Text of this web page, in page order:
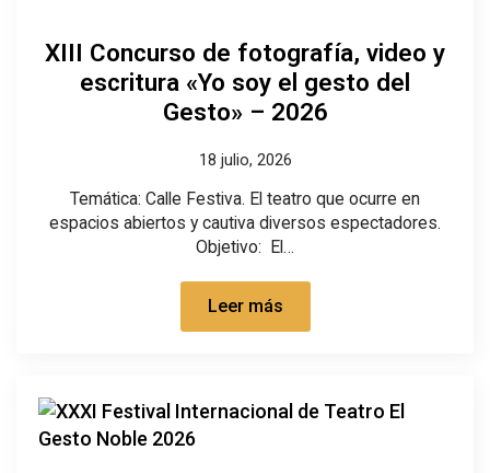
XIII Concurso de fotografía, video y
escritura «Yo soy el gesto del
Gesto» – 2026
18 julio, 2026
Temática: Calle Festiva. El teatro que ocurre en
espacios abiertos y cautiva diversos espectadores.
Objetivo: El…
Leer más